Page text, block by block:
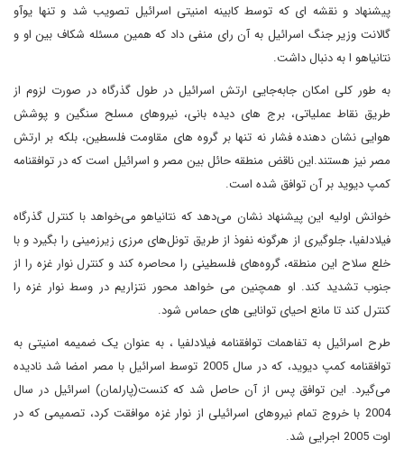
پیشنهاد و نقشه ای که توسط کابینه امنیتی اسرائیل تصویب شد و تنها یوآو
گالانت وزیر جنگ اسرائیل به آن رای منفی داد که همین مسئله شکاف بین او و
نتانیاهو ا به دنبال داشت.
به طور کلی امکان جابه‌جایی ارتش اسرائیل در طول گذرگاه در صورت لزوم از
طریق نقاط عملیاتی، برج های دیده بانی، نیروهای مسلح سنگین و پوشش
هوایی نشان دهنده فشار نه تنها بر گروه های مقاومت فلسطین، بلکه بر ارتش
مصر نیز هستند.این ناقض منطقه حائل بین مصر و اسرائیل است که در توافقنامه
کمپ دیوید بر آن توافق شده است.
خوانش اولیه این پیشنهاد نشان می‌دهد که نتانیاهو می‌خواهد با کنترل گذرگاه
فیلادلفیا، جلوگیری از هرگونه نفوذ از طریق تونل‌های مرزی زیرزمینی را بگیرد و با
خلع سلاح این منطقه، گروه‌های فلسطینی را محاصره کند و کنترل نوار غزه را از
جنوب تشدید کند. او همچنین می خواهد محور نتزاریم در وسط نوار غزه را
کنترل کند تا مانع احیای توانایی های حماس شود.
طرح اسرائیل به تفاهمات توافقنامه فیلادلفیا ، به عنوان یک ضمیمه امنیتی به
توافقنامه کمپ دیوید، که در سال 2005 توسط اسرائیل با مصر امضا شد نادیده
می‌گیرد. این توافق پس از آن حاصل شد که کنست(پارلمان) اسرائیل در سال
2004 با خروج تمام نیروهای اسرائیلی از نوار غزه موافقت کرد، تصمیمی که در
اوت 2005 اجرایی شد.